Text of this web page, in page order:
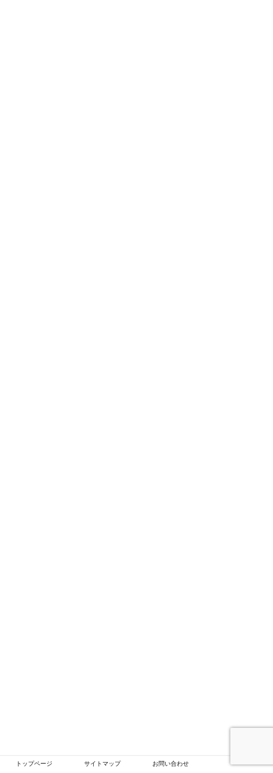
トップページ サイトマップ お問い合わせ